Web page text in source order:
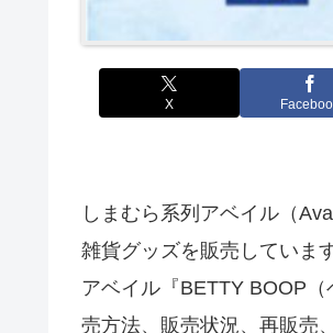
X
しまむら系列アベイル（
雑貨グッズを販売していま
アベイル『BETTY BOOP
売方法、販売状況、再販売